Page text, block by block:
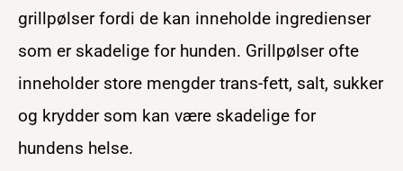
grillpølser fordi de kan inneholde ingredienser
som er skadelige for hunden. Grillpølser ofte
inneholder store mengder trans-fett, salt, sukker
og krydder som kan være skadelige for
hundens helse.